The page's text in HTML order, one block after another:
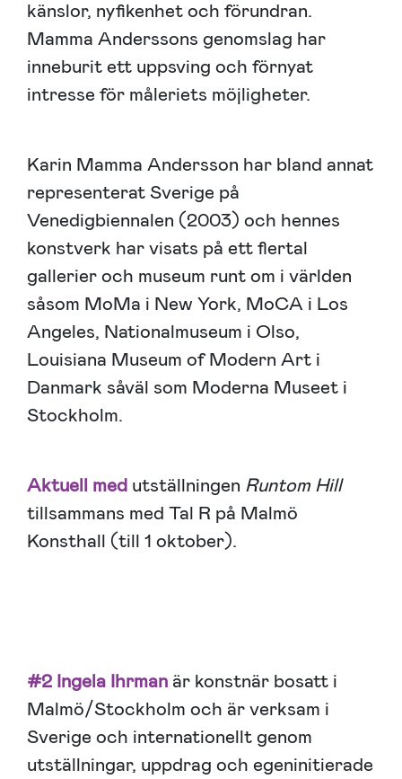
känslor, nyfikenhet och förundran.
Mamma Anderssons genomslag har
inneburit ett uppsving och förnyat
intresse för måleriets möjligheter.
Karin Mamma Andersson har bland annat
representerat Sverige på
Venedigbiennalen (2003) och hennes
konstverk har visats på ett flertal
gallerier och museum runt om i världen
såsom MoMa i New York, MoCA i Los
Angeles, Nationalmuseum i Olso,
Louisiana Museum of Modern Art i
Danmark såväl som Moderna Museet i
Stockholm.
Aktuell med utställningen Runtom Hill
tillsammans med Tal R på Malmö
Konsthall (till 1 oktober).
#2 Ingela Ihrman är konstnär bosatt i
Malmö/Stockholm och är verksam i
Sverige och internationellt genom
utställningar, uppdrag och egeninitierade